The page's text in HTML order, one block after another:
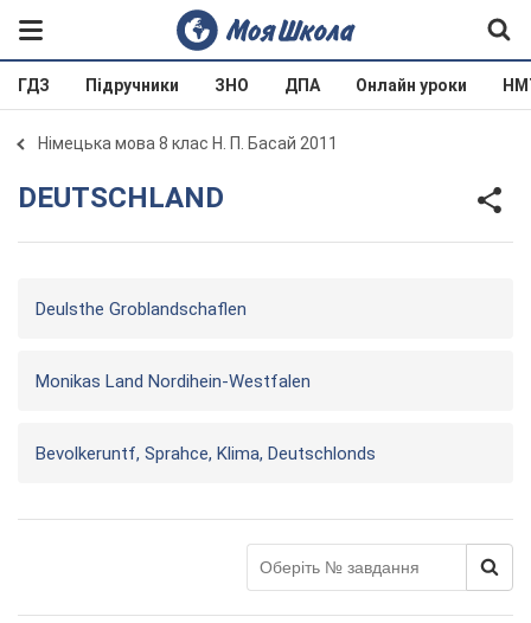
ГДЗ Підручники ЗНО ДПА Онлайн уроки
Німецька мова 8 клас Н. П. Басай 2011
DEUTSCHLAND
Deulsthe Groblandschaflen
Monikas Land Nordihein-Westfalen
Bevolkeruntf, Sprahce, Klima, Deutschlonds